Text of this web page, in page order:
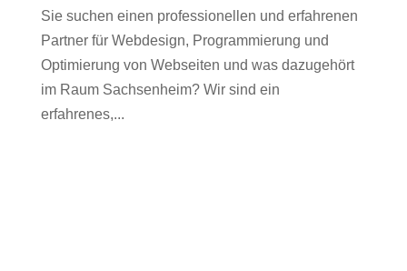
Sie suchen einen professionellen und erfahrenen
Partner für Webdesign, Programmierung und
Optimierung von Webseiten und was dazugehört
im Raum Sachsenheim? Wir sind ein
erfahrenes,...